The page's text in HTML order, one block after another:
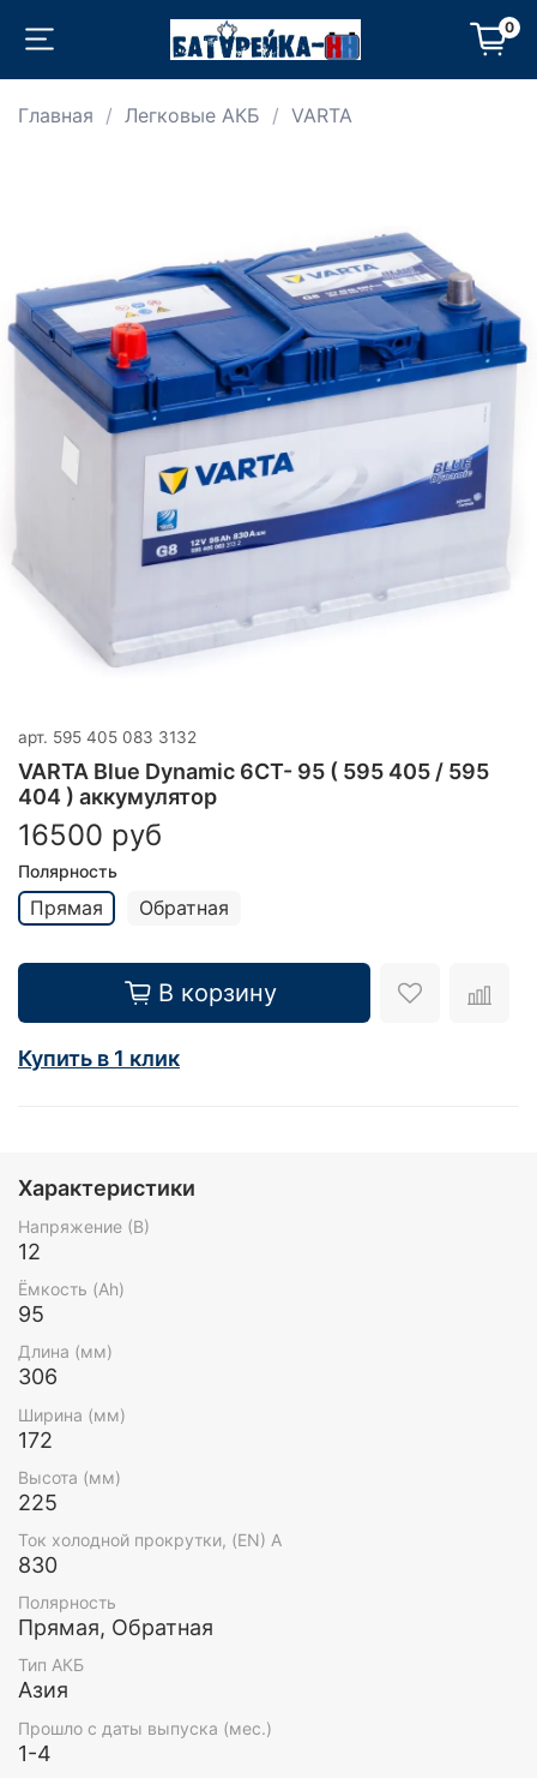
0
Главная Легковые АКБ VARTA
арт. 595 405 083 3132
VARTA Blue Dynamic 6CT- 95 ( 595 405 / 595
404 ) аккумулятор
16500 руб
Полярность
Прямая Обратная
В корзину
Купить в 1 клик
Характеристики
Напряжение (В)
12
Ёмкость (Ah)
95
Длина (мм)
306
Ширина (мм)
172
Высота (мм)
225
Ток холодной прокрутки, (EN) А
830
Полярность
Прямая, Обратная
Тип АКБ
Азия
Прошло с даты выпуска (мес.)
1-4